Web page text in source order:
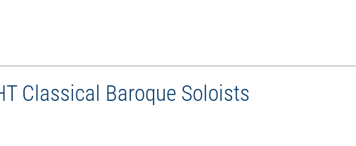
Classical Baroque Soloists